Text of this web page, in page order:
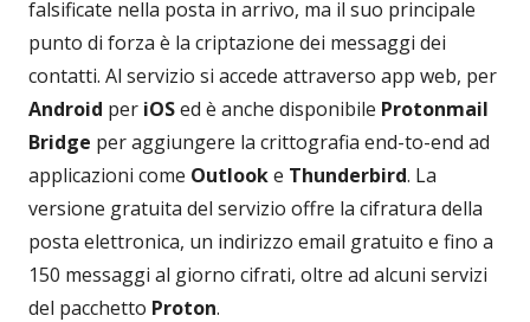
falsificate nella posta in arrivo, ma il suo principale
punto di forza è la criptazione dei messaggi dei
contatti. Al servizio si accede attraverso app web, per
Android per iOSed è anche disponibile Protonmail
Bridge per aggiungere la crittografia end-to-end ad
applicazioni come Outlooke Thunderbird. La
versione gratuita del servizio offre la cifratura della
posta elettronica, un indirizzo email gratuito e fino a
150 messaggi al giorno cifrati, oltre ad alcuni servizi
del pacchetto Proton.